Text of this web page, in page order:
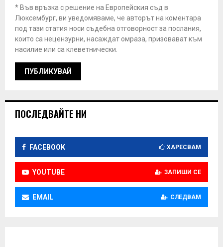
* Във връзка с решение на Европейския съд в
Люксембург, ви уведомяваме, че авторът на коментара
под тази статия носи съдебна отговорност за послания,
които са нецензурни, насаждат омраза, призовават към
насилие или са клеветнически.
ПОСЛЕДВАЙТЕ НИ
FACEBOOK ХАРЕСВАМ
YOUTUBE ЗАПИШИ СЕ
EMAIL СЛЕДВАМ